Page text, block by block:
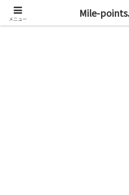
資産1億円を目指す
メニュー Mile-